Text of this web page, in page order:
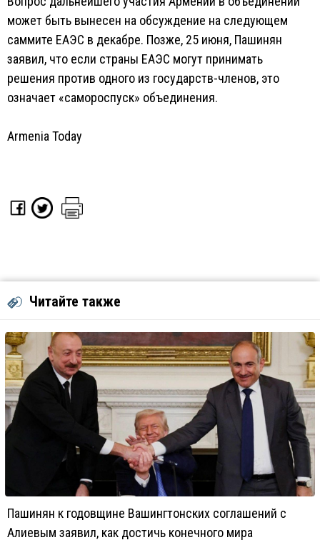
может быть вынесен на обсуждение на следующем
саммите ЕАЭС в декабре. Позже, 25 июня, Пашинян
заявил, что если страны ЕАЭС могут принимать
решения против одного из государств-членов, это
означает «самороспуск» объединения.
Armenia Today
Читайте также
Пашинян к годовщине Вашингтонских соглашений с
Алиевым заявил, как достичь конечного мира